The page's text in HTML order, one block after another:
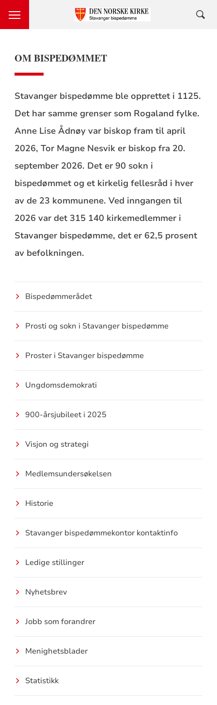
OM BISPEDØMMET
Stavanger bispedømme ble opprettet i 1125.
Det har samme grenser som Rogaland fylke.
Anne Lise Ådnøy var biskop fram til april
2026, Tor Magne Nesvik er biskop fra 20.
september 2026. Det er 90 sokn i
bispedømmet og et kirkelig fellesråd i hver
av de 23 kommunene. Ved inngangen til
2026 var det 315 140 kirkemedlemmer i
Stavanger bispedømme, det er 62,5 prosent
av befolkningen.
Bispedømmerådet
Prosti og sokn i Stavanger bispedømme
Proster i Stavanger bispedømme
Ungdomsdemokrati
900-årsjubileet i 2025
Visjon og strategi
Medlemsundersøkelsen
Historie
Stavanger bispedømmekontor kontaktinfo
Ledige stillinger
Nyhetsbrev
Jobb som forandrer
Menighetsblader
Statistikk